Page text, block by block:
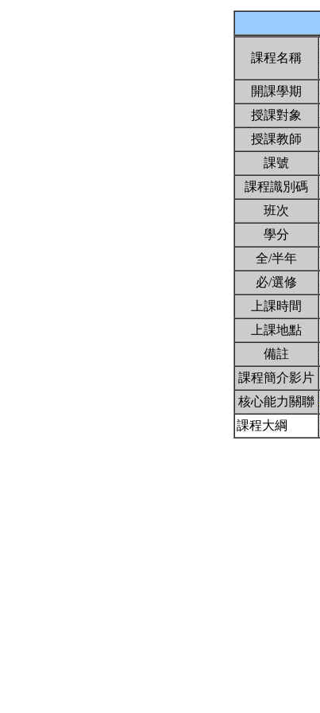
課程名稱
開課學期
授課對象
授課教師
課號
課程識別碼
班次
學分
全/半年
必/選修
上課時間
上課地點
備註
課程簡介影片
核心能力關聯
課程大綱